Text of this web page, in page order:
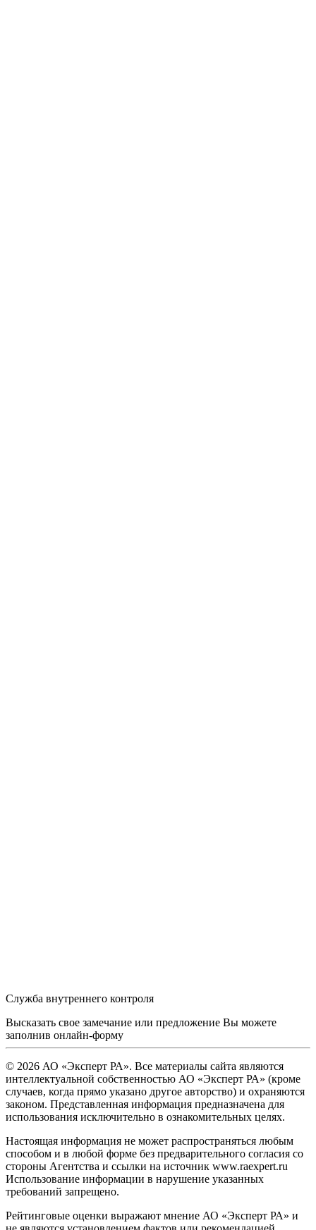
Служба внутреннего контроля
Высказать свое замечание или предложение Вы можете
заполнив онлайн-форму
© 2026 АО «Эксперт РА». Все материалы сайта являются
интеллектуальной собственностью АО «Эксперт РА» (кроме
случаев, когда прямо указано другое авторство) и охраняются
законом. Представленная информация предназначена для
использования исключительно в ознакомительных целях.
Настоящая информация не может распространяться любым
способом и в любой форме без предварительного согласия со
стороны Агентства и ссылки на источник www.raexpert.ru
Использование информации в нарушение указанных
требований запрещено.
Рейтинговые оценки выражают мнение АО «Эксперт РА» и